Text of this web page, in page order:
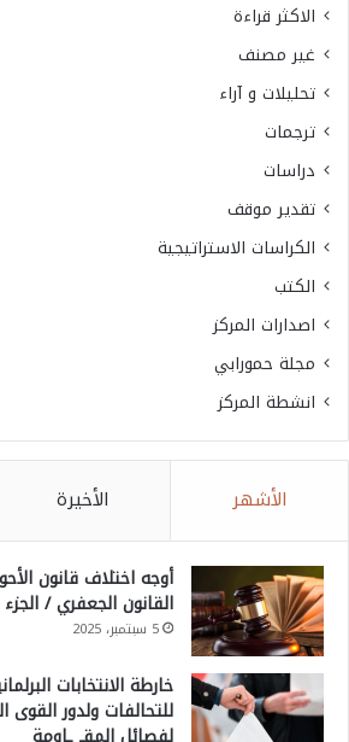
الاكثر قراءة
غير مصنف
تحليلات و آراء
ترجمات
دراسات
تقدير موقف
الكراسات الاستراتيجية
الكتب
اصدارات المركز
مجلة حمورابي
انشطة المركز
الأشهر الأخيرة
أوجه اختلاف قانون
القانون الجعفري / الجزء 1
5 سبتمبر، 2025
للتحالفات ولدور القوى